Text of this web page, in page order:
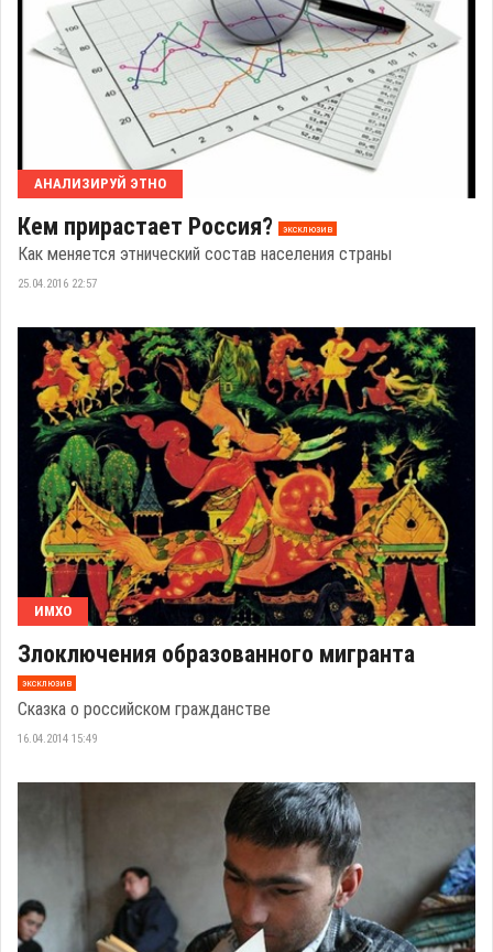
АНАЛИЗИРУЙ ЭТНО
Кем прирастает Россия? эксклюзив
Как меняется этнический состав населения страны
25.04.2016 22:57
ИМХО
Злоключения образованного мигранта
эксклюзив
Сказка о российском гражданстве
16.04.2014 15:49